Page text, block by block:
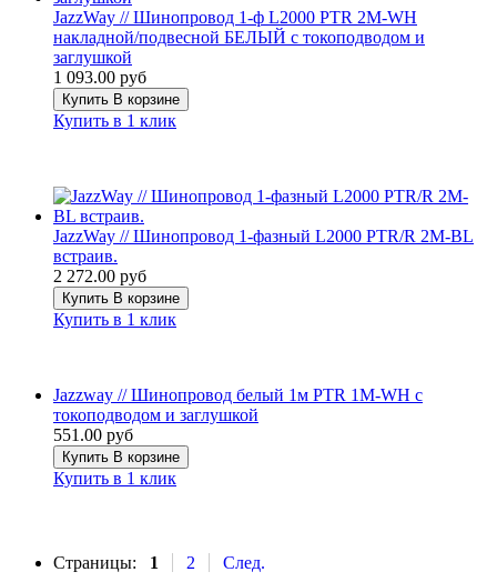
JazzWay // Шинопровод 1-ф L2000 PTR 2M-WH
накладной/подвесной БЕЛЫЙ с токоподводом и
заглушкой
1 093.00 руб
Купить В корзине
Купить в 1 клик
JazzWay // Шинопровод 1-фазный L2000 PTR/R 2M-BL
встраив.
2 272.00 руб
Купить В корзине
Купить в 1 клик
Jazzway // Шинопровод белый 1м PTR 1M-WH с
токоподводом и заглушкой
551.00 руб
Купить В корзине
Купить в 1 клик
Страницы: 1 2
След.